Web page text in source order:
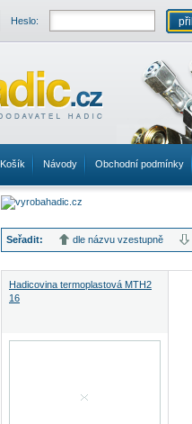
Heslo:
Košík Návody Obchodní podmínky
Seřadit: dle názvu vzestupně
Hadicovina termoplastová MTH2
16